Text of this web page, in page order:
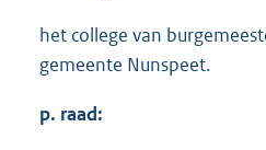
het college van
gemeente Nunspeet.
p. raad: